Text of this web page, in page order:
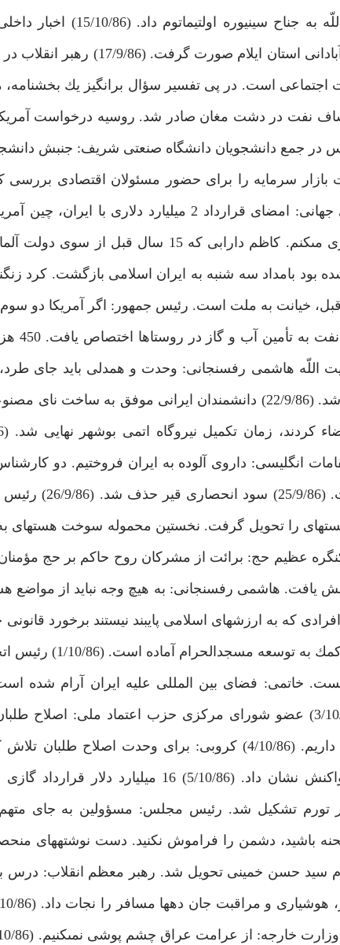
مصوبه دولت براى پيشبرد و
است. در پى تفسير سؤال برانگيز يك بخشنامه،
نفت در دشت مغان صادر شد. روسيه درخواست آمريكا
رئيس مجلس در جمع دانشجويان دانشگاه صنعتى شريف: جنبش
مشكلات بازار سرمايه را براى حضور مسئولان اقتصادى
دستگاه قضايى آلمان افشاگرى مى‏كنم. كاظم
خيانت به ملت است. رئيس جمهور: اگر آمريكا دو سوم
(21/9/
اللّه هاشمى رفسنجانى: وحدت و همدلى بايد جاى طرد،
نرخ تورم به 17 درصد نزديك شد. (22/9/86) دانشمندان ايرانى
انگليسى: داروى آلوده به ايران فروختيم. دو
ارزى به تورم
كنگره عظيم حج: برائت از مشركان روح حاكم بر حج
يافت. هاشمى رفسنجانى: به هيچ وجه نبايد از
پادشاه عربستان:
اسلامى را تصويب كرد. (3/10/86) عضو شوراى مركزى حزب اعتماد
متكى: ما براى آمريكا شرط داريم. (4/10/86) كروبى: براى
درباره لغو قرارداد الجزاير واكنش نشان داد.
تورم تشكيل شد. رئيس مجلس: مسؤولين به جاى
در صحنه باشيد، دشمن را فراموش نكنيد. دست نوشته‏هاى
سيد حسن خمينى تحويل شد. رهبر معظم انقلاب: درس